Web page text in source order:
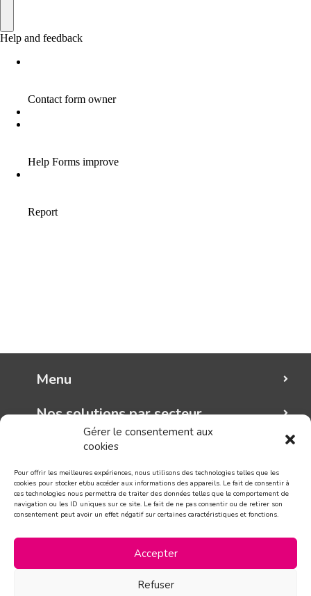
Gérer le consentement aux
cookies
Pour offrir les meilleures expériences, nous utilisons des technologies telles que les
cookies pour stocker et/ou accéder aux informations des appareils. Le fait de consentir à
ces technologies nous permettra de traiter des données telles que le comportement de
navigation ou les ID uniques sur ce site. Le fait de ne pas consentir ou de retirer son
consentement peut avoir un effet négatif sur certaines caractéristiques et fonctions.
Accepter
Refuser
Menu
Nos solutions par secteur
Mungo graphic
Suivez-nous!
CONTACT